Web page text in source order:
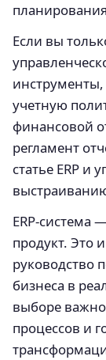
Если вы
учетную
финансовой
регламент
статье ERP и
ERP-система
продукт. Это
руководство
бизнеса в
выборе
процессов и